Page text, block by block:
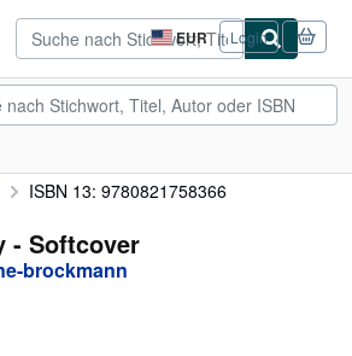
EUR
Seite
der
Einkaufseinstellungen.
Login
ISBN 13: 9780821758366
- Softcover
brockmann